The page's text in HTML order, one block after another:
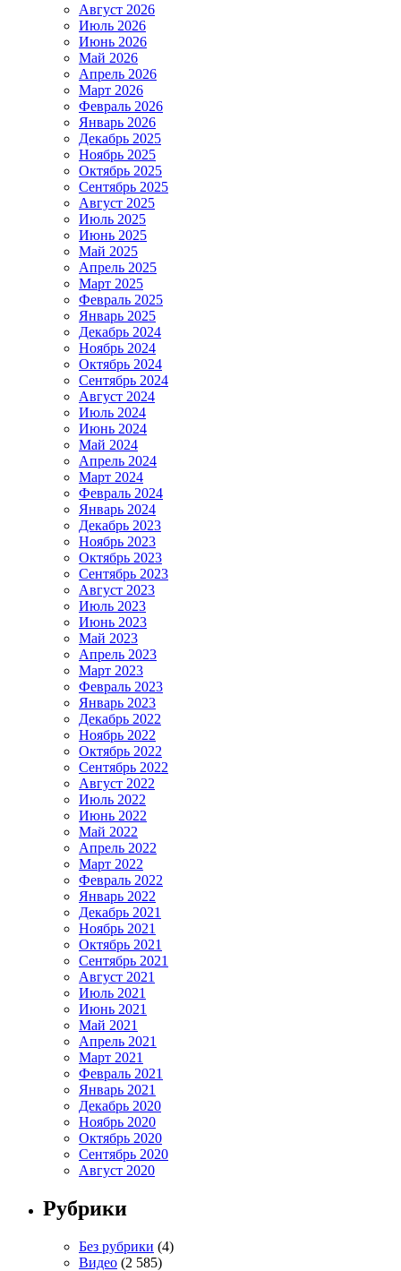
Август 2026
Июль 2026
Июнь 2026
Май 2026
Апрель 2026
Март 2026
Февраль 2026
Январь 2026
Декабрь 2025
Ноябрь 2025
Октябрь 2025
Сентябрь 2025
Август 2025
Июль 2025
Июнь 2025
Май 2025
Апрель 2025
Март 2025
Февраль 2025
Январь 2025
Декабрь 2024
Ноябрь 2024
Октябрь 2024
Сентябрь 2024
Август 2024
Июль 2024
Июнь 2024
Май 2024
Апрель 2024
Март 2024
Февраль 2024
Январь 2024
Декабрь 2023
Ноябрь 2023
Октябрь 2023
Сентябрь 2023
Август 2023
Июль 2023
Июнь 2023
Май 2023
Апрель 2023
Март 2023
Февраль 2023
Январь 2023
Декабрь 2022
Ноябрь 2022
Октябрь 2022
Сентябрь 2022
Август 2022
Июль 2022
Июнь 2022
Май 2022
Апрель 2022
Март 2022
Февраль 2022
Январь 2022
Декабрь 2021
Ноябрь 2021
Октябрь 2021
Сентябрь 2021
Август 2021
Июль 2021
Июнь 2021
Май 2021
Апрель 2021
Март 2021
Февраль 2021
Январь 2021
Декабрь 2020
Ноябрь 2020
Октябрь 2020
Сентябрь 2020
Август 2020
Рубрики
Без рубрики (4)
Видео (2 585)